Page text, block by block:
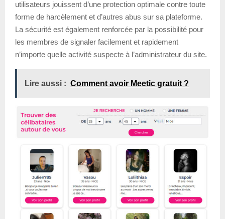
utilisateurs jouissent d’une protection optimale contre toute
forme de harcèlement et d’autres abus sur sa plateforme.
La sécurité est également renforcée par la possibilité pour
les membres de signaler facilement et rapidement
n’importe quelle activité suspecte à l’administrateur du site.
Lire aussi : Comment avoir Meetic gratuit ?